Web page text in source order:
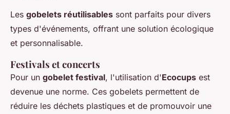
Les gobelets réutilisables sont parfaits pour divers
types d'événements, offrant une solution écologique
et personnalisable.
Festivals et concerts
Pour un gobelet festival, l'utilisation d'Ecocups est
devenue une norme. Ces gobelets permettent de
réduire les déchets plastiques et de promouvoir une